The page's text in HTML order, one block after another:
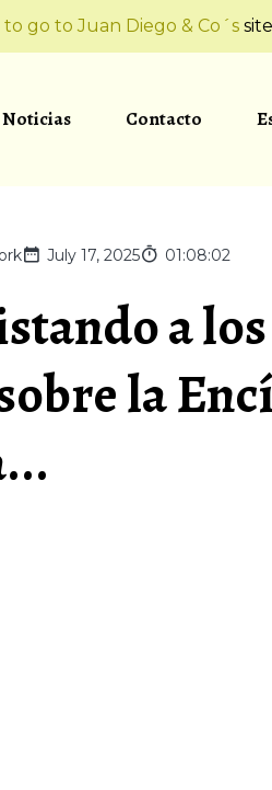
go to Juan Diego & Co´s
Noticias Contacto
July 17, 2025 01:08:02
a
la